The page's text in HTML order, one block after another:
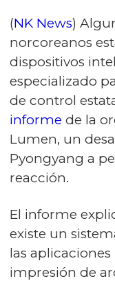
(NK News)
norcoreanos
dispositivos
especializado
de control
informe de la
Lumen, un
Pyongyang a
reacción.
El informe
existe un
las
impresión de